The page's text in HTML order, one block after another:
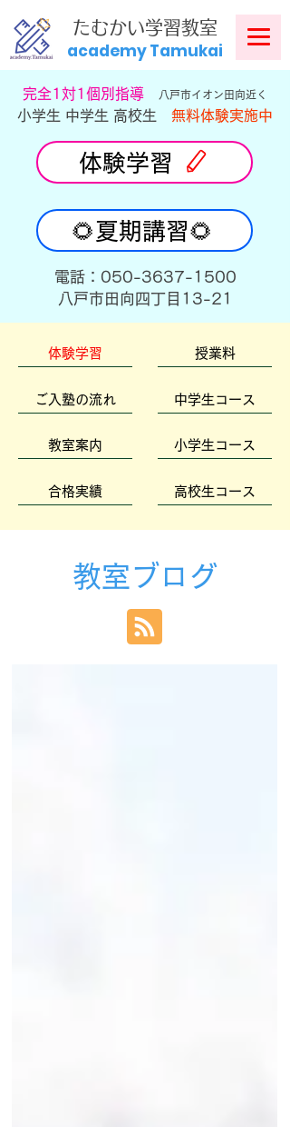
​たむかい学習教室
academy Tamukai
​完全1対1個別指導 八戸市イオン田向近く
小学生 中学生 高校生 無料体験実施中
体験学習
🌻夏期講習🌻
​電話：050-3637-1500
​八戸市田向四丁目13-21
体験学習
ご入塾の流れ
教室案内
合格実績
授業料
中学生コース
小学生コース
高校生コース
教室ブログ